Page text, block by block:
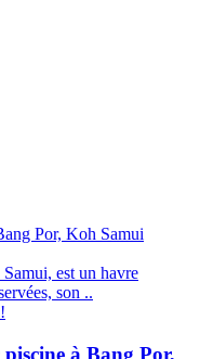
est un havre
son ..
à Bang Por,